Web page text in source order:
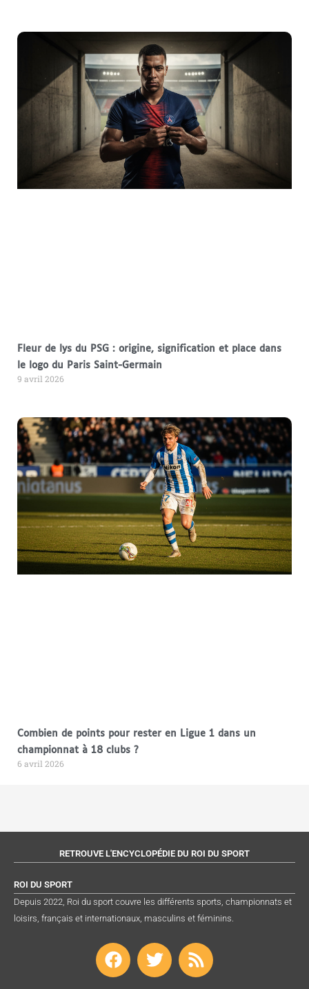
Fleur de lys du PSG : origine, signification et place dans
le logo du Paris Saint-Germain
9 avril 2026
Combien de points pour rester en Ligue 1 dans un
championnat à 18 clubs ?
6 avril 2026
RETROUVE L'ENCYCLOPÉDIE DU ROI DU SPORT
ROI DU SPORT
Depuis 2022, Roi du sport couvre les différents sports, championnats et
loisirs, français et internationaux, masculins et féminins.
F
a
T
w
R
s